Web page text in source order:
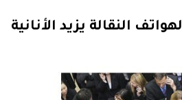
النقالة يزيد الأنانية